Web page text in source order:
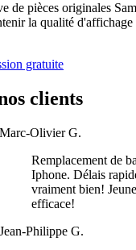
de pièces originales
la qualité
gratuite
clients
Marc-Olivier G.
Remplacement de
Iphone. Délais
vraiment bien!
efficace!
Jean-Philippe G.